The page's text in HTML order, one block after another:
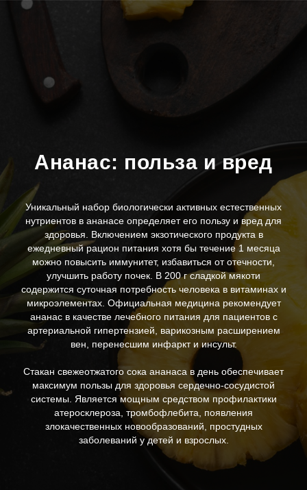
Ананас: польза и вред
Уникальный набор биологически активных естественных
нутриентов в ананасе определяет его пользу и вред для
здоровья. Включением экзотического продукта в
ежедневный рацион питания хотя бы течение 1 месяца
можно повысить иммунитет, избавиться от отечности,
улучшить работу почек. В 200 г сладкой мякоти
содержится суточная потребность человека в витаминах и
микроэлементах. Официальная медицина рекомендует
ананас в качестве лечебного питания для пациентов с
артериальной гипертензией, варикозным расширением
вен, перенесшим инфаркт и инсульт.
Стакан свежеотжатого сока ананаса в день обеспечивает
максимум пользы для здоровья сердечно-сосудистой
системы. Является мощным средством профилактики
атеросклероза, тромбофлебита, появления
злокачественных новообразований, простудных
заболеваний у детей и взрослых.